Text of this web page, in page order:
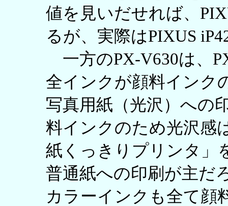
値を見いだせれば、
るが、実際はPIXUS
一方のPX-V630は、
全インクが顔料インク
写真用紙（光沢）への
料インクのため光沢感
紙くっきりプリンタ」
普通紙への印刷が主だ
カラーインクも全て顔